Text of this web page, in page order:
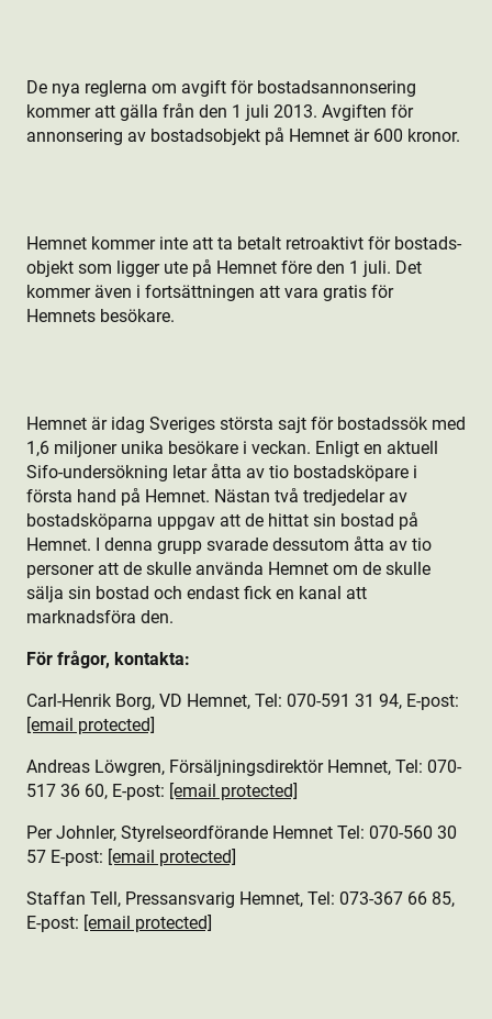
De nya reglerna om avgift för bostads­annonsering
kommer att gälla från den 1 juli 2013. Avgiften för
annonsering av bostads­objekt på Hemnet är 600 kronor.
Hemnet kommer inte att ta betalt retroaktivt för bostads­
objekt som ligger ute på Hemnet före den 1 juli. Det
kommer även i fortsättningen att vara gratis för
Hemnets besökare.
Hemnet är idag Sveriges största sajt för bostads­sök med
1,6 miljoner unika besökare i veckan. Enligt en aktuell
Sifo-undersökning letar åtta av tio bostads­köpare i
första hand på Hemnet. Nästan två tredjedelar av
bostads­köparna uppgav att de hittat sin bostad på
Hemnet. I denna grupp svarade dessutom åtta av tio
personer att de skulle använda Hemnet om de skulle
sälja sin bostad och endast fick en kanal att
marknadsföra den.
För frågor, kontakta:
Carl-Henrik Borg, VD Hemnet, Tel: 070-591 31 94, E-post:
[email protected]
Andreas Löwgren, Försäljningsdirektör Hemnet, Tel: 070-
517 36 60, E-post: [email protected]
Per Johnler, Styrelseordförande Hemnet Tel: 070-560 30
57 E-post: [email protected]
Staffan Tell, Pressansvarig Hemnet, Tel: 073-367 66 85,
E-post: [email protected]